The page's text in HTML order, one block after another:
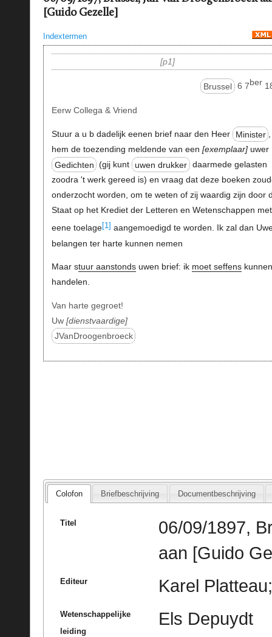
[Guido Gezelle]
Indextermen
p1
Brussel 6 7ber
Eerw Collega & Vriend
Stuur a u b dadelijk eenen brief naar den Heer Minister ,
hem de toezending meldende van een exemplaar uwer
Gedichten (gij kunt uwen drukker daarmede gelasten
zoodra 't werk gereed is) en vraag dat deze boeken
onderzocht worden, om te weten of zij waardig zijn door
Staat op het Krediet der Letteren en Wetenschappen met
eene toelage[1] aangemoedigd te worden. Ik zal dan
belangen ter harte kunnen nemen
Maar stuur aanstondsuwen brief: ik moet seffenskunnen
handelen.
Van harte gegroet!
Uw dienstvaardige
JVanDroogenbroeck
Colofon Briefbeschrijving Documentbeschrijving
Titel
06/09/1897,
aan [Guido
Editeur Karel
Wetenschappelijke
leiding
Els Depuydt